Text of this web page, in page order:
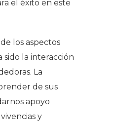
el éxito en este
los aspectos
sido la interacción
La
de sus
apoyo
y